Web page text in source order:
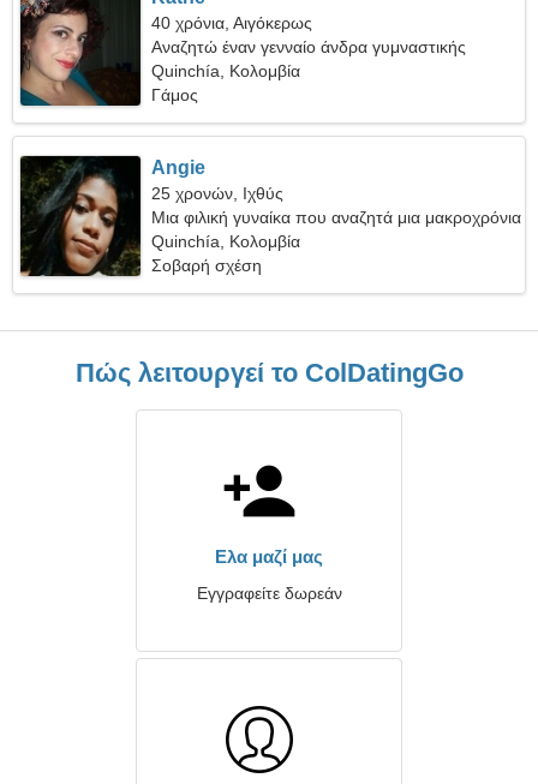
40 χρόνια, Αιγόκερως
Αναζητώ έναν γενναίο άνδρα γυμναστικής
Quinchía, Κολομβία
Γάμος
Angie
25 χρονών, Ιχθύς
Μια φιλική γυναίκα που αναζητά μια μακροχρόνια
σχέση
Quinchía, Κολομβία
Σοβαρή σχέση
Πώς λειτουργεί το ColDatingGo
Ελα μαζί μας
Εγγραφείτε δωρεάν